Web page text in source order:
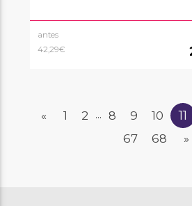
antes
42,29€
« 1 2 ... 8 9 10 11
67 68 »